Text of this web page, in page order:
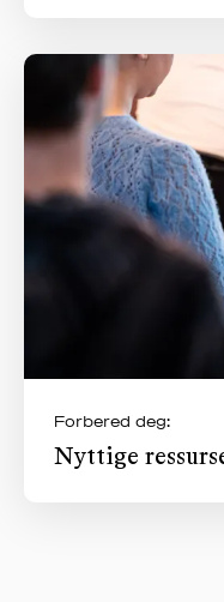
Forbered deg:
Nyttige